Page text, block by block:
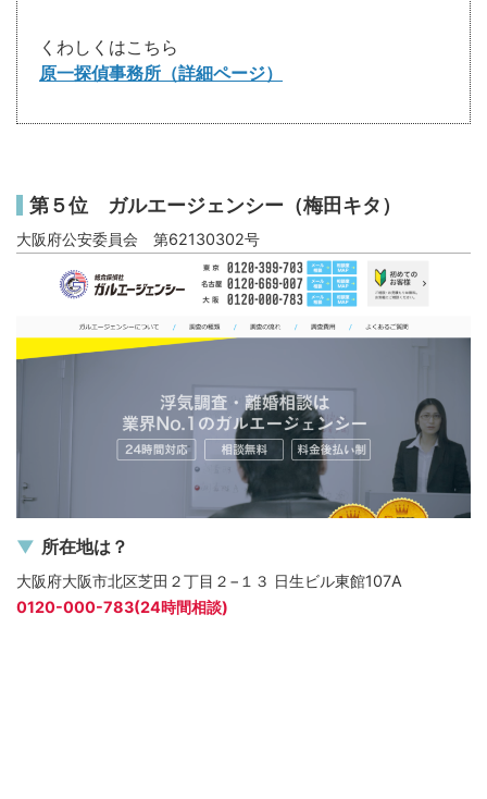
くわしくはこちら
原一探偵事務所（詳細ページ）
第５位 ガルエージェンシー（梅田キタ）
大阪府公安委員会 第62130302号
所在地は？
大阪府大阪市北区芝田２丁目２−１３ 日生ビル東館107A
0120-000-783(24時間相談)